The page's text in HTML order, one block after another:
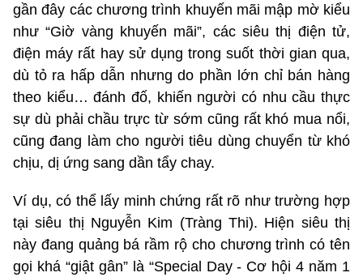
gần đây các chương trình khuyến mãi mập mờ kiểu
như “Giờ vàng khuyến mãi”, các siêu thị điện tử,
điện máy rất hay sử dụng trong suốt thời gian qua,
dù tỏ ra hấp dẫn nhưng do phần lớn chỉ bán hàng
theo kiểu… đánh đố, khiến người có nhu cầu thực
sự dù phải chầu trực từ sớm cũng rất khó mua nổi,
cũng đang làm cho người tiêu dùng chuyển từ khó
chịu, dị ứng sang dần tẩy chay.
Ví dụ, có thể lấy minh chứng rất rõ như trường hợp
tại siêu thị Nguyễn Kim (Tràng Thi). Hiện siêu thị
này đang quảng bá rầm rộ cho chương trình có tên
gọi khá “giật gân” là “Special Day - Cơ hội 4 năm 1